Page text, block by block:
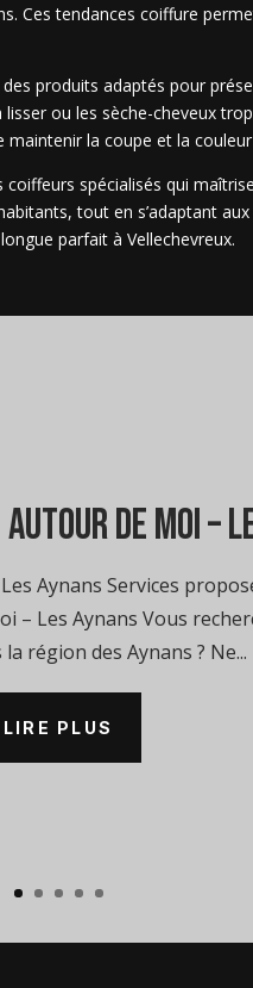
Ces tendances coiffure
produits adaptés pour
ou les sèche-cheveux
la coupe et la
spécialisés qui
tout en s’adaptant
parfait à Vellechevreux.
de moi –
Aynans Services
– Les Aynans Vous
région des Aynans ? Ne...
LIRE PLUS